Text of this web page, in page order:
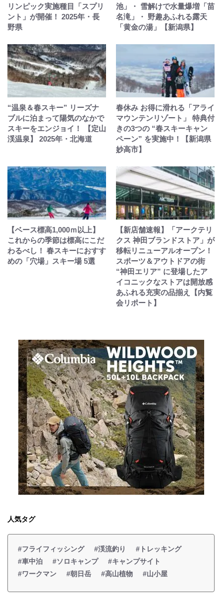
リンピック実施種目「スプリ
ント」が開催！ 2025年・長
野県
池」・ 雪解けで水量爆増「苗
名滝」・ 野趣あふれる露天
「黄金の湯」【新潟県】
“温泉＆春スキー” リーズナ
ブルに泊まって陽気のなかで
スキーをエンジョイ！ 【定山
渓温泉】 2025年・北海道
春休み お得に滑れる「アライ
マウンテンリゾート」 特典付
きの3つの “春スキーキャン
ペーン” を実施中！【新潟県
妙高市】
【ベース標高1,000ｍ以上】
これからの季節は標高にこだ
わるべし！ 春スキーにおすす
めの「穴場」スキー場 5選
【新店舗速報】「アークテリ
クス 神田ブランドストア」が
移転リニューアルオープン！
スポーツ＆アウトドアの街
“神田エリア” に登場したア
イコニックなストアは開放感
あふれる充実の品揃え【内覧
会リポート】
人気タグ
#フライフィッシング #渓流釣り
#トレッキング
#車中泊
#ソロキャンプ
#キャンプサイト
#ワークマン
#朝日岳 #高山植物 #山小屋